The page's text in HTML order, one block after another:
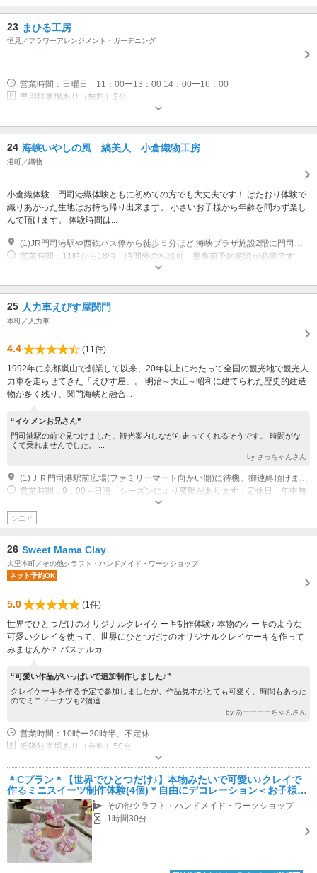
23 まひる工房
恒見／フラワーアレンジメント・ガーデニング
営業時間：日曜日 11：00ー13：00 14：00ー16：00
専用駐車場あり（無料）2台
24 海峡いやしの風 縞美人 小倉織物工房
港町／織物
小倉織体験 門司港織体験ともに初めての方でも大丈夫です！ はたおり体験で
織りあがった生地はお持ち帰り出来ます。 小さいお子様から年齢を問わず楽し
んで頂けます。 体験時間は...
(1)JR門司港駅や西鉄バス停から徒歩５分ほど 海峡プラザ施設2階に門司笑レストラン内に設置
営業時間：11時から18時 時間外の相談可 要事前予約確認が必要です
25 人力車えびす屋関門
本町／人力車
4.4
(11件)
1992年に京都嵐山で創業して以来、20年以上にわたって全国の観光地で観光人
力車を走らせてきた「えびす屋」。 明治～大正～昭和に建てられた歴史的建造
物が多く残り、関門海峡と融合...
“イケメンお兄さん”
門司港駅の前で見つけました。観光案内しながら走ってくれるそうです。 時間がな
くて乗れませんでした。 ...
by さっちゃんさん
(1)ＪＲ門司港駅前広場(ファミリーマート向かい側)に待機。御連絡頂けますとお迎えにあがります。
営業時間：9：00～日没 シーズンにより変動があります：定休日 年中無
シニア
26 Sweet Mama Clay
大里本町／その他クラフト・ハンドメイド・ワークショップ
ネット予約OK
5.0
(1件)
世界でひとつだけのオリジナルクレイケーキ制作体験♪ 本物のケーキのような
可愛いクレイを使って、世界にひとつだけのオリジナルクレイケーキを作って
みませんか？ パステルカ...
“可愛い作品がいっぱいで追加制作しました♪”
クレイケーキを作る予定で参加しましたが、作品見本がとても可愛く、時間もあった
のでミニドーナツも2個追...
by あーーーーちゃんさん
営業時間：10時ー20時半、不定休
近隣駐車場あり（有料）50台
＊Cプラン＊【世界でひとつだけ♪】本物みたいで可愛い♪クレイで
作るミニスイーツ制作体験(4個)＊自由にデコレーション＜お子様・
推し活・ご友人同士で◎＞その他クラフト・ハンドメイド・ワークショップ
1時間30分